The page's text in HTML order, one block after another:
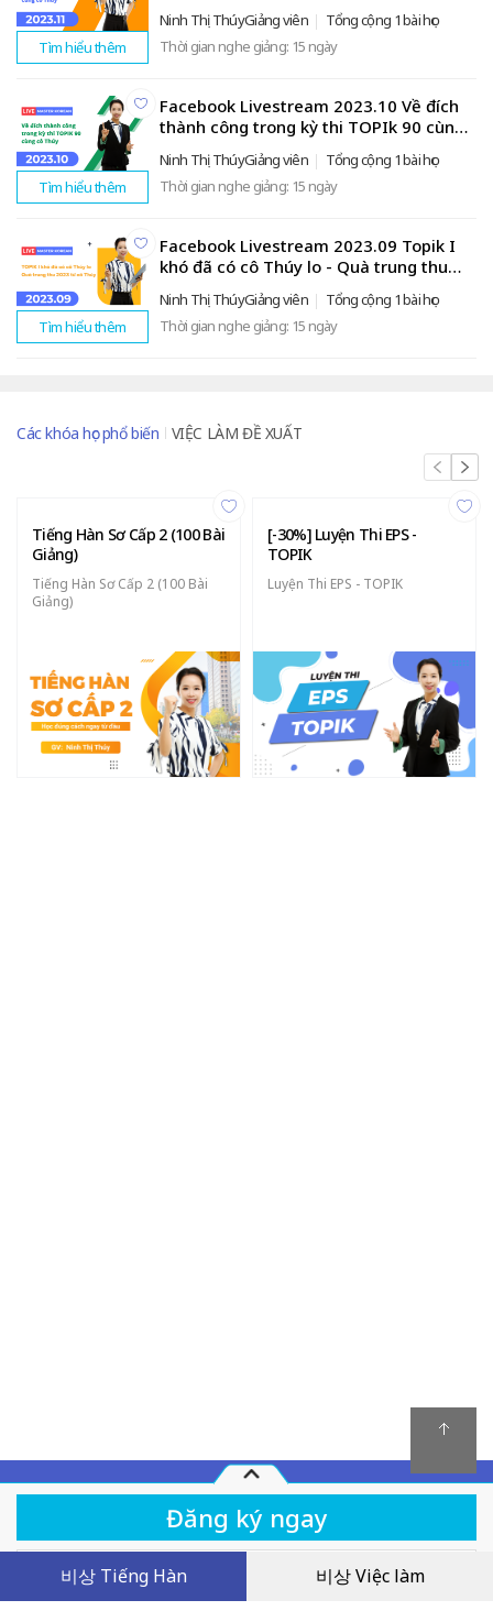
Khóa học
Facebook Livestream 2024.01: Học tips hay phá
đảo writing khó nhằn của kỳ thi TOPIK II câu 51
Ninh Thị ThúyGiảng viên
Tổng cộng 1 bài học
Thời gian nghe giảng: 15 ngày
Tìm hiểu thêm
Facebook Livestream 2023.10 Về đích
thành công trong kỳ thi TOPIk 90 cùng
Ninh Thị ThúyGiảng viên
Tổng cộng 1 bài học
Thời gian nghe giảng: 15 ngày
Tìm hiểu thêm
Facebook Livestream 2023.09 Topik I
khó đã có cô Thúy lo - Quà trung thu
2023 từ cô Thúy
Ninh Thị ThúyGiảng viên
Tổng cộng 1 bài học
Thời gian nghe giảng: 15 ngày
Tìm hiểu thêm
Các khóa học phổ biến VIỆC LÀM ĐỀ XUẤT
Tiếng Hàn Sơ Cấp 2 (100 Bài
Giảng)
Tiếng Hàn Sơ Cấp 2 (100 Bài
Giảng)
[-30%] Luyện Thi EPS -
TOPIK
Luyện Thi EPS - TOPIK
Quy chế hoạt động
Chính sách giải quyết tranh chấp
비상 Tiếng Hàn 비상 Việc làm